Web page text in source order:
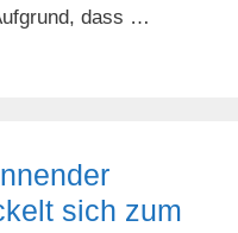
dass …
sich zum